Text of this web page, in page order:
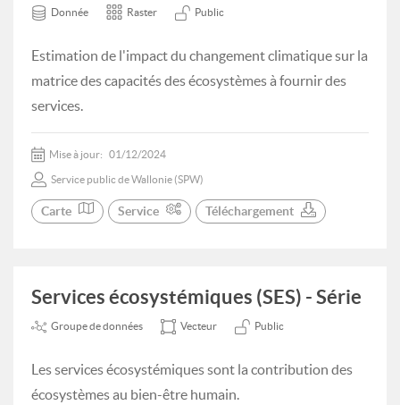
Donnée Raster Public
Estimation de l'impact du changement climatique sur la
matrice des capacités des écosystèmes à fournir des
services.
Mise à jour: 01/12/2024
Service public de Wallonie (SPW)
Carte Service Téléchargement
Services écosystémiques (SES) - Série
Groupe de données Vecteur Public
Les services écosystémiques sont la contribution des
écosystèmes au bien-être humain.